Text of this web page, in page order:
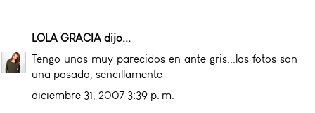
LOLA GRACIA dijo...
Tengo unos muy parecidos en ante gris...las fotos son
una pasada, sencillamente
diciembre 31, 2007 3:39 p. m.